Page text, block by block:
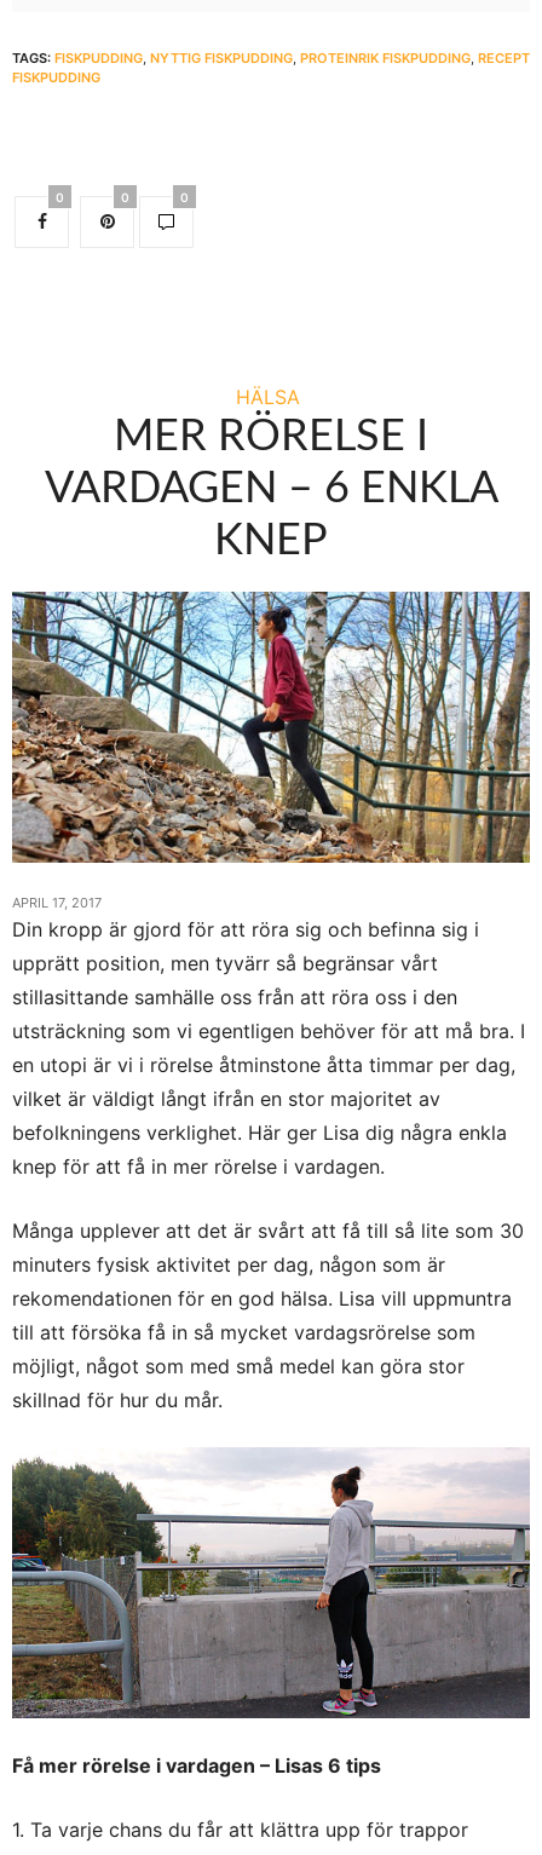
TAGS: FISKPUDDING NYTTIG FISKPUDDING PROTEINRIK FISKPUDDING RECEPT
FISKPUDDING
0 0 0
HÄLSA
MER RÖRELSE I
VARDAGEN – 6 ENKLA
KNEP
APRIL 17, 2017
Din kropp är gjord för att röra sig och befinna sig i
upprätt position, men tyvärr så begränsar vårt
stillasittande samhälle oss från att röra oss i den
utsträckning som vi egentligen behöver för att må bra. I
en utopi är vi i rörelse åtminstone åtta timmar per dag,
vilket är väldigt långt ifrån en stor majoritet av
befolkningens verklighet. Här ger Lisa dig några enkla
knep för att få in mer rörelse i vardagen.
Många upplever att det är svårt att få till så lite som 30
minuters fysisk aktivitet per dag, någon som är
rekomendationen för en god hälsa. Lisa vill uppmuntra
till att försöka få in så mycket vardagsrörelse som
möjligt, något som med små medel kan göra stor
skillnad för hur du mår.
Få mer rörelse i vardagen – Lisas 6 tips
1. Ta varje chans du får att klättra upp för trappor